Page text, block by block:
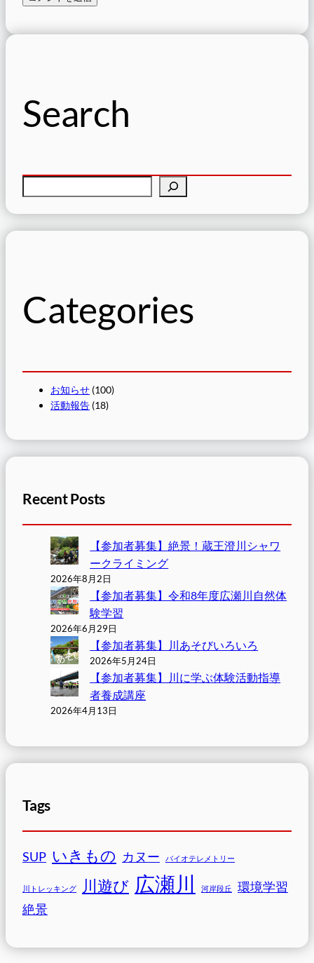
Search
索
Categories
お知らせ (100)
活動報告 (18)
Recent Posts
【参加者募集】絶景！蔵王澄川シャワ
ークライミング
2026年8月2日
【参加者募集】令和8年度広瀬川自然体
験学習
2026年6月29日
【参加者募集】川あそびいろいろ
2026年5月24日
【参加者募集】川に学ぶ体験活動指導
者養成講座
2026年4月13日
Tags
SUP いきもの カヌー バイオテレメトリー
川トレッキング 川遊び 広瀬川 河岸段丘
環境学習
絶景